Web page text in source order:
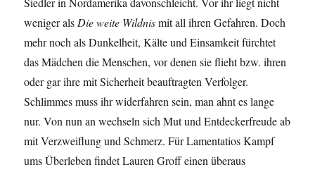
weniger alsDie weite Wildnismit all ihren Gefahren. Doch
mehr noch als Dunkelheit, Kälte und Einsamkeit fürchtet
das Mädchen die Menschen, vor denen sie flieht bzw. ihren
oder gar ihre mit Sicherheit beauftragten Verfolger.
Schlimmes muss ihr widerfahren sein, man ahnt es lange
nur. Von nun an wechseln sich Mut und Entdeckerfreude ab
mit Verzweiflung und Schmerz. Für Lamentatios Kampf
ums Überleben findet Lauren Groff einen überaus